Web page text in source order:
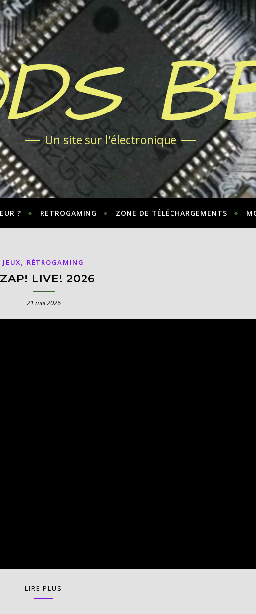
Un site sur l'électronique
? RETROGAMING ZONE DE TÉLÉCHARGEMENTS
JEUX, RÉTROGAMING
LIVE! 2026
21 mai 2026
LIRE PLUS